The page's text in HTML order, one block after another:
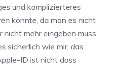
und komplizierteres
könnte, da man es nicht
mehr eingeben muss.
sicherlich wie mir, das
ID ist nicht dass